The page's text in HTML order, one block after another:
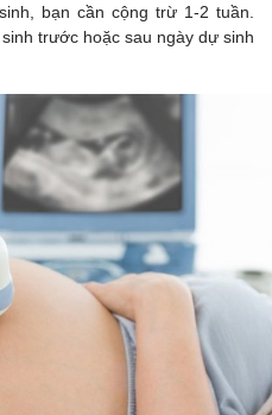
bạn cần cộng trừ 1-2 tuần.
trước hoặc sau ngày dự sinh